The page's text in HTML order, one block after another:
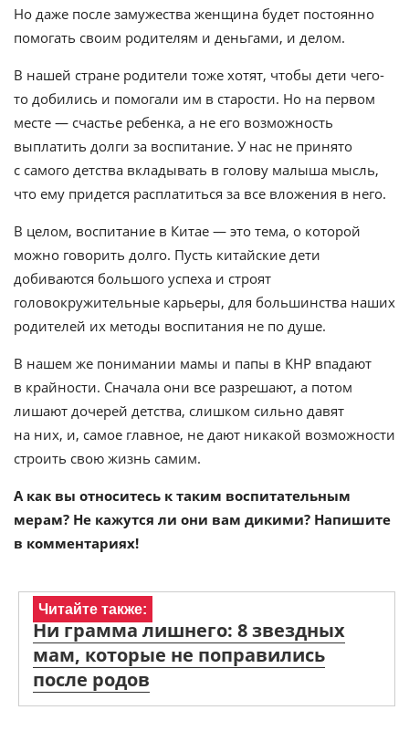
Но даже после замужества женщина будет постоянно
помогать своим родителям и деньгами, и делом.
В нашей стране родители тоже хотят, чтобы дети чего-
то добились и помогали им в старости. Но на первом
месте — счастье ребенка, а не его возможность
выплатить долги за воспитание. У нас не принято
с самого детства вкладывать в голову малыша мысль,
что ему придется расплатиться за все вложения в него.
В целом, воспитание в Китае — это тема, о которой
можно говорить долго. Пусть китайские дети
добиваются большого успеха и строят
головокружительные карьеры, для большинства наших
родителей их методы воспитания не по душе.
В нашем же понимании мамы и папы в КНР впадают
в крайности. Сначала они все разрешают, а потом
лишают дочерей детства, слишком сильно давят
на них, и, самое главное, не дают никакой возможности
строить свою жизнь самим.
А как вы относитесь к таким воспитательным
мерам? Не кажутся ли они вам дикими? Напишите
в комментариях!
Читайте также:
Ни грамма лишнего: 8 звездных
мам, которые не поправились
после родов